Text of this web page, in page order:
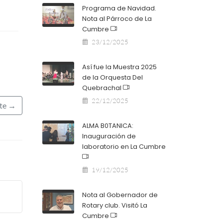
→
Programa de Navidad.
Nota al Párroco de La
Cumbre
23/12/2025
Así fue la Muestra 2025
de la Orquesta Del
Quebrachal
22/12/2025
ALMA B0TANICA:
Inauguración de
laboratorio en La Cumbre
19/12/2025
Nota al Gobernador de
Rotary club. Visitó La
Cumbre